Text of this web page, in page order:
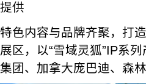
提供
特色内容与品牌齐聚，打
展区，以“雪域灵狐”IP系
集团、加拿大庞巴迪、森